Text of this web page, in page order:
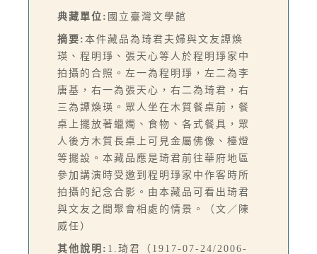
典藏單位: 國立臺灣文學館
摘要: 本件藏品為琦君夫婦與文友譚煥
瑛、程明琤、張天心等人於程明琤家中
拍攝的合照。左一為程明琤，左二為李
唐基，右一為張天心，右二為琦君，右
三為譚煥瑛。眾人坐在木質餐桌前，餐
桌上擺放著蠟燭、食物、各式餐具，眾
人後方木質長桌上可見金屬佛像、檯燈
等擺設。本藏品應是琦君前往華府地區
參加講演時受邀到程明琤家中作客時所
拍攝的紀念合影。由本藏品可看出琦君
與文友之間聚會相處的情景。（文／陳
威任）
其他說明: 1.琦君（1917-07-24/2006-